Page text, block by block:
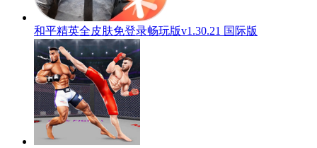
和平精英全皮肤免登录畅玩版v1.30.21 国际版